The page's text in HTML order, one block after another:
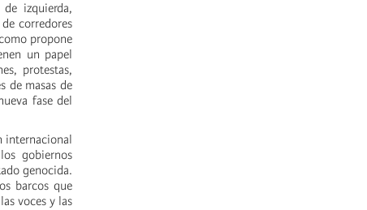
izquierda,
corredores
propone
un papel
protestas,
de masas de
fase del
internacional
gobiernos
genocida.
barcos que
voces y las